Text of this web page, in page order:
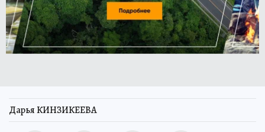
Дарья КИНЗИКЕЕВА